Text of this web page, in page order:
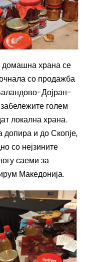
домашна храна се
со продажба
Дојран-
голем
локална храна.
допира и до Скопје,
со нејзините
саеми за
Македонија.